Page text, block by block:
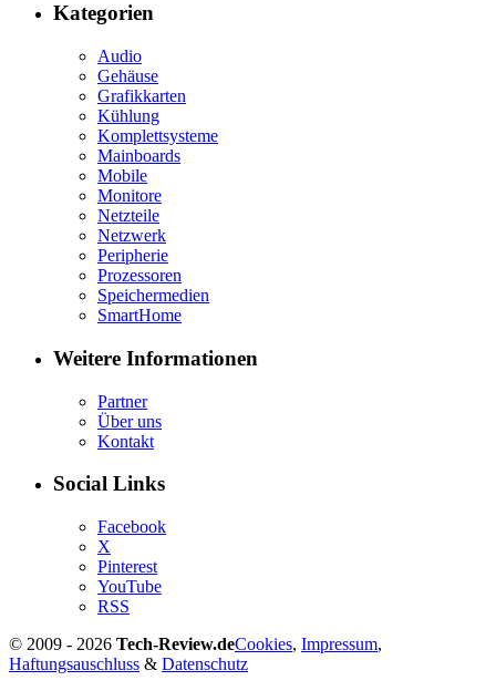
Kategorien
Audio
Gehäuse
Grafikkarten
Kühlung
Komplettsysteme
Mainboards
Mobile
Monitore
Netzteile
Netzwerk
Peripherie
Prozessoren
Speichermedien
SmartHome
Weitere Informationen
Partner
Über uns
Kontakt
Social Links
Facebook
X
Pinterest
YouTube
RSS
© 2009 - 2026 Tech-Review.deCookies, Impressum,
Haftungsauschluss & Datenschutz